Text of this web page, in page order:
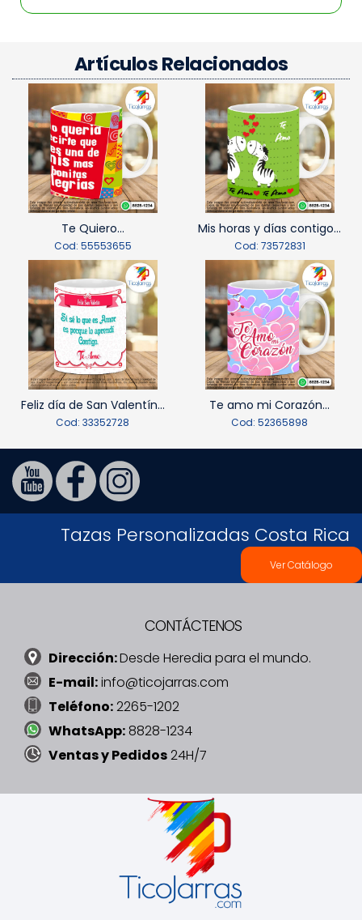
Artículos Relacionados
Te Quiero...
Cod: 55553655
Mis horas y días contigo...
Cod: 73572831
Feliz día de San Valentín...
Cod: 33352728
Te amo mi Corazón...
Cod: 52365898
Tazas Personalizadas Costa Rica
Ver Catálogo
CONTÁCTENOS
Dirección:Desde Heredia para el mundo.
E-mail:info@ticojarras.com
Teléfono:2265-1202
WhatsApp:8828-1234
Ventas y Pedidos24H/7